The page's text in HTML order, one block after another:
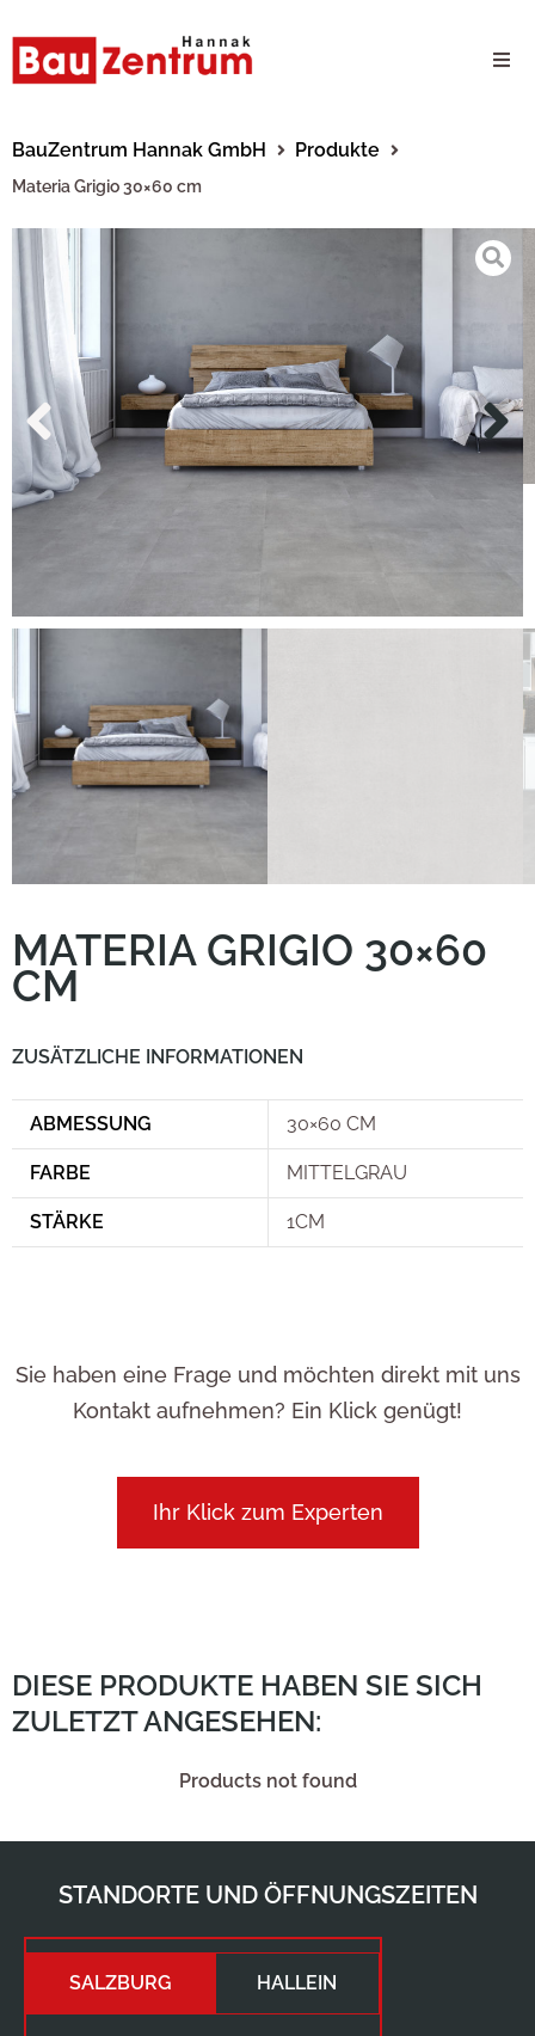
24/7 Schauraum
Produkte
Karriere
BauZentrum Hannak GmbH Produkte
Materia Grigio 30×60 cm
MATERIA GRIGIO 30×60
CM
ZUSÄTZLICHE INFORMATIONEN
ABMESSUNG 30×60 CM
FARBE MITTELGRAU
STÄRKE 1CM
Sie haben eine Frage und möchten direkt mit uns
Kontakt aufnehmen? Ein Klick genügt!
Ihr Klick zum Experten
DIESE PRODUKTE HABEN SIE SICH
ZULETZT ANGESEHEN:
Products not found
STANDORTE UND ÖFFNUNGSZEITEN
SALZBURG HALLEIN